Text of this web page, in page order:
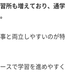
所も増えており、通学
と両立しやすいのが特
スで学習を進めやすく